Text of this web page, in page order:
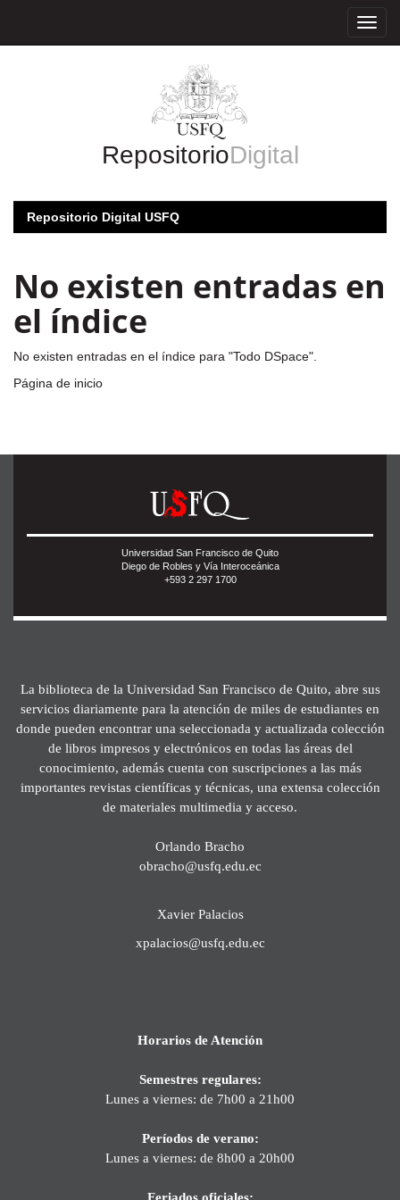
RepositorioDigital
Repositorio Digital USFQ
No existen entradas en
el índice
No existen entradas en el índice para "Todo DSpace".
Página de inicio
Universidad San Francisco de Quito
Diego de Robles y Vía Interoceánica
+593 2 297 1700
La biblioteca de la Universidad San Francisco de Quito, abre sus
servicios diariamente para la atención de miles de estudiantes en
donde pueden encontrar una seleccionada y actualizada colección
de libros impresos y electrónicos en todas las áreas del
conocimiento, además cuenta con suscripciones a las más
importantes revistas científicas y técnicas, una extensa colección
de materiales multimedia y acceso.
Orlando Bracho
obracho@usfq.edu.ec
Xavier Palacios
xpalacios@usfq.edu.ec
Horarios de Atención
Semestres regulares:
Lunes a viernes: de 7h00 a 21h00
Períodos de verano:
Lunes a viernes: de 8h00 a 20h00
Feriados oficiales: